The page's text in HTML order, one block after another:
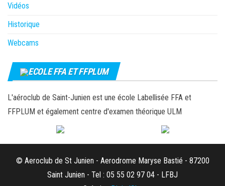
Vidéos
Historique
Webcams
ECOLE FFA ET FFPLUM
L'aéroclub de Saint-Junien est une école Labellisée FFA et
FFPLUM et également centre d'examen théorique ULM
© Aeroclub de St Junien - Aerodrome Maryse Bastié - 87200
Saint Junien - Tel : 05 55 02 97 04 - LFBJ